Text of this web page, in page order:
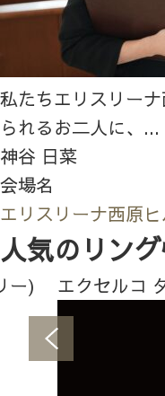
私たちエリスリー
られるお二人に、...
神谷 日菜
会場名
エリスリーナ西原
人気のリン
ー) エクセルコ